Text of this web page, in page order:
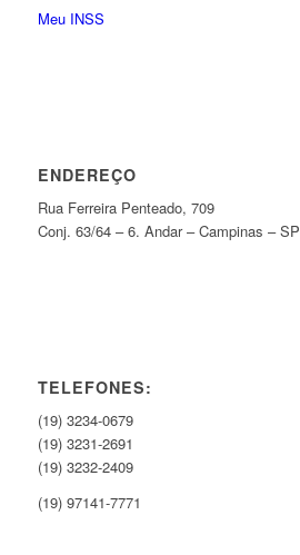
Meu INSS
ENDEREÇO
Rua Ferreira Penteado, 709
Conj. 63/64 – 6. Andar – Campinas – SP
TELEFONES:
(19) 3234-0679
(19) 3231-2691
(19) 3232-2409
(19) 97141-7771